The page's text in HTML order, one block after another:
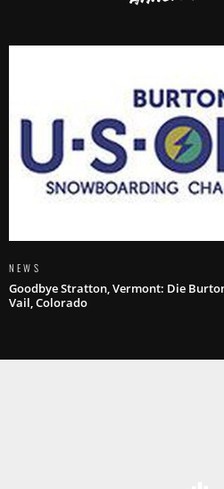
NEWS
Goodbye Stratton, Vermont: Die
Vail, Colorado